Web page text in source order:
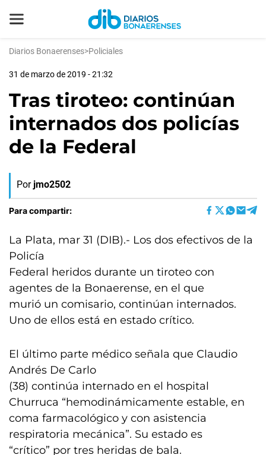
Diarios Bonaerenses>Policiales
31 de marzo de 2019 - 21:32
Tras tiroteo: continúan
internados dos policías
de la Federal
Por jmo2502
Para compartir:
La Plata, mar 31 (DIB).- Los dos efectivos de la
Policía
Federal heridos durante un tiroteo con
agentes de la Bonaerense, en el que
murió un comisario, continúan internados.
Uno de ellos está en estado crítico.
El último parte médico señala que Claudio
Andrés De Carlo
(38) continúa internado en el hospital
Churruca “hemodinámicamente estable, en
coma farmacológico y con asistencia
respiratoria mecánica”. Su estado es
“crítico” por tres heridas de bala.